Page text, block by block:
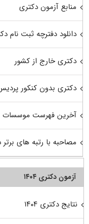
منابع آزمون دکتری
دانلود دفترچه ثبت نام
دکتری خارج از کشور
دکتری بدون کنکور
آخرین فهرست موسسات
مصاحبه با رتبه های
آزمون دکتری ۱۴۰۴
نتایج دکتری ۱۴۰۴